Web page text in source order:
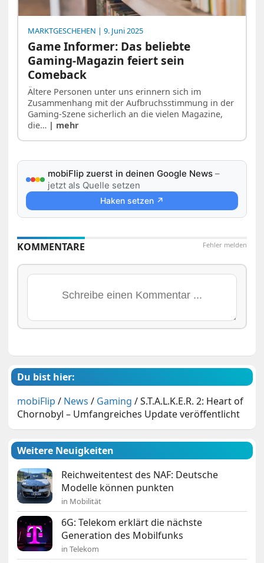
MARKTGESCHEHEN | 9. Juni 2025
Game Informer: Das beliebte
Gaming-Magazin feiert sein
Comeback
Ältere Personen unter uns erinnern sich im
Zusammenhang mit der Aufbruchsstimmung in der
Gaming-Szene sicherlich an die vielen Magazine,
die… | mehr
mobiFlip zuerst in deinen Google News –
jetzt als Quelle setzen
Haken setzen ↗
Fehler melden
KOMMENTARE
Du bist hier:
mobiFlip / News / Gaming /S.T.A.L.K.E.R. 2: Heart of
Chornobyl – Umfangreiches Update veröffentlicht
Weitere Neuigkeiten
Reichweitentest des NAF: Deutsche
Modelle können punkten
in Mobilität
6G: Telekom erklärt die nächste
Generation des Mobilfunks
in Telekom